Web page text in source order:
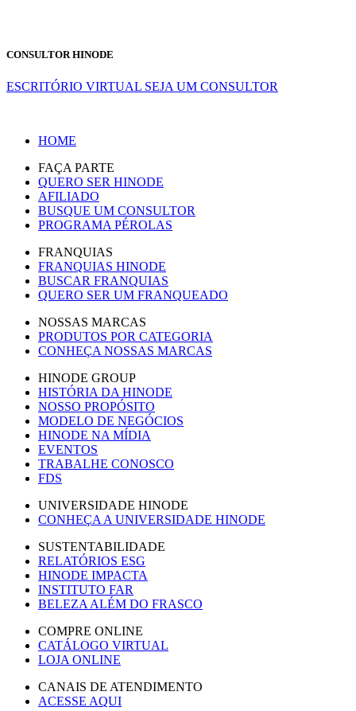
CONSULTOR HINODE
ESCRITÓRIO VIRTUAL SEJA UM CONSULTOR
HOME
FAÇA PARTE
QUERO SER HINODE
AFILIADO
BUSQUE UM CONSULTOR
PROGRAMA PÉROLAS
FRANQUIAS
FRANQUIAS HINODE
BUSCAR FRANQUIAS
QUERO SER UM FRANQUEADO
NOSSAS MARCAS
PRODUTOS POR CATEGORIA
CONHEÇA NOSSAS MARCAS
HINODE GROUP
HISTÓRIA DA HINODE
NOSSO PROPÓSITO
MODELO DE NEGÓCIOS
HINODE NA MÍDIA
EVENTOS
TRABALHE CONOSCO
FDS
UNIVERSIDADE HINODE
CONHEÇA A UNIVERSIDADE HINODE
SUSTENTABILIDADE
RELATÓRIOS ESG
HINODE IMPACTA
INSTITUTO FAR
BELEZA ALÉM DO FRASCO
COMPRE ONLINE
CATÁLOGO VIRTUAL
LOJA ONLINE
CANAIS DE ATENDIMENTO
ACESSE AQUI